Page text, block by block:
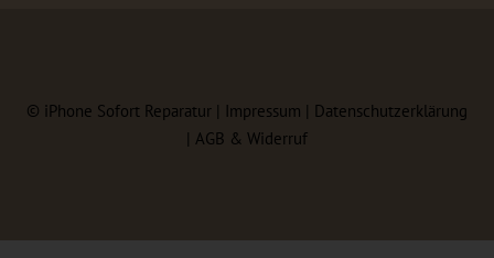
© iPhone Sofort Reparatur | Impressum | Datenschutzerklärung
| AGB & Widerruf